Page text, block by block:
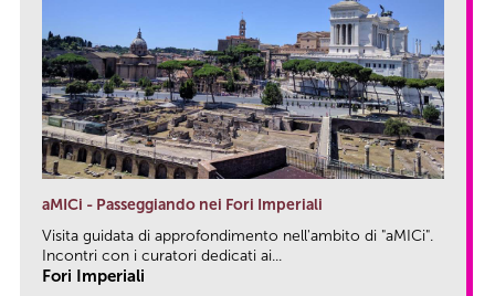
aMICi - Passeggiando nei Fori Imperiali
Visita guidata di approfondimento nell'ambito di "aMICi".
Incontri con i curatori dedicati ai...
Fori Imperiali